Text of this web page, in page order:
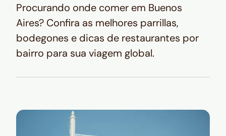
Procurando onde comer em Buenos
Aires? Confira as melhores parrillas,
bodegones e dicas de restaurantes por
bairro para sua viagem global.